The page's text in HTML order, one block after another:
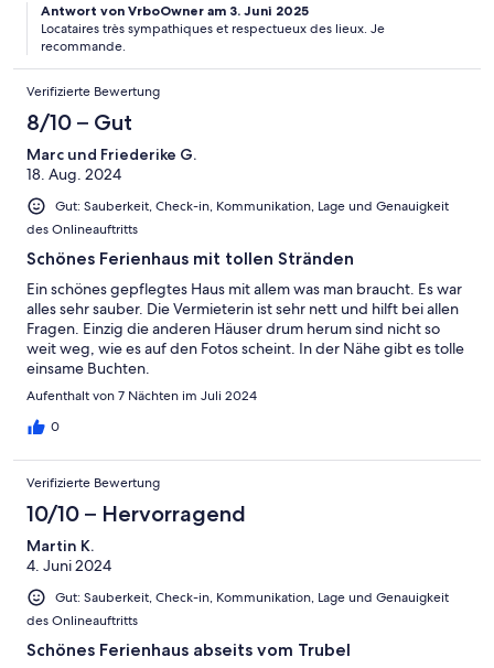
Antwort von VrboOwner am 3. Juni 2025
Locataires très sympathiques et respectueux des lieux. Je
recommande.
Verifizierte Bewertung
8/10 – Gut
Marc und Friederike G.
18. Aug. 2024
Gut: Sauberkeit, Check-in, Kommunikation, Lage und Genauigkeit
des Onlineauftritts
Schönes Ferienhaus mit tollen Stränden
Ein schönes gepflegtes Haus mit allem was man braucht. Es war
alles sehr sauber. Die Vermieterin ist sehr nett und hilft bei allen
Fragen. Einzig die anderen Häuser drum herum sind nicht so
weit weg, wie es auf den Fotos scheint. In der Nähe gibt es tolle
einsame Buchten.
Aufenthalt von 7 Nächten im Juli 2024
0
Verifizierte Bewertung
10/10 – Hervorragend
Martin K.
4. Juni 2024
Gut: Sauberkeit, Check-in, Kommunikation, Lage und Genauigkeit
des Onlineauftritts
Schönes Ferienhaus abseits vom Trubel